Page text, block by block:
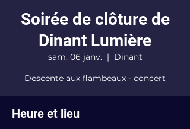
Soirée de clôture de
Dinant Lumière
sam. 06 janv.
  |
Dinant
Descente aux flambeaux - concert
Heure et lieu